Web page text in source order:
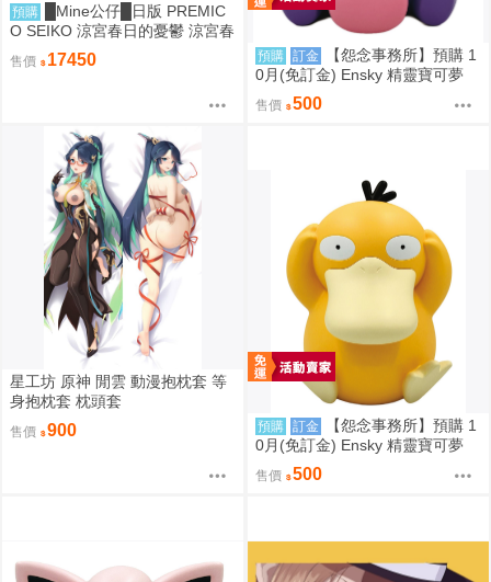
預購
█Mine公仔█日版 PREMIC
O SEIKO 涼宮春日的憂鬱 涼宮春
日 20周年紀念 20週年 手錶 聯名
手表
售價 17450 預購 訂金
【怨念事務所】預購 1
0月(免訂金) Ensky 精靈寶可夢
神奇寶貝 軟膠時間系列 寶可夢存
錢筒 耿鬼 0816
售價 500
星工坊 原神 閒雲 動漫抱枕套 等
身抱枕套 枕頭套
售價 900 預購 訂金
【怨念事務所】預購 1
0月(免訂金) Ensky 精靈寶可夢
神奇寶貝 軟膠時間系列 寶可夢存
錢筒 可達鴨 0816
售價 500